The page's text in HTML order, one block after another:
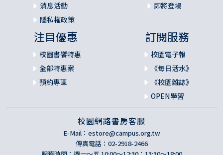
消息活動
隱私權政策
即將登場
注目優惠
校園書饗特惠
全部特惠案
預約專區
訂閱服務
校園電子報
《每日活水》
《校園雜誌》
OPEN學習
校園網路書房客服
E-Mail： estore@campus.org.tw
傳真電話：02-2918-2466